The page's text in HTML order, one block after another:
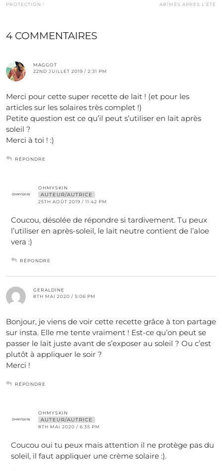
PROTECTION !
ABÎMÉS APRÈS L’ÉTÉ
4 COMMENTAIRES
MAGGOT
22ND JUILLET 2019 / 2:31 PM
Merci pour cette super recette de lait ! (et pour les
articles sur les solaires très complet !)
Petite question est ce qu’il peut s’utiliser en lait après
soleil ?
Merci à toi ! :)
RÉPONDRE
OHMYSKIN
AUTEUR/AUTRICE
25TH AOÛT 2019 / 11:42 PM
Coucou, désolée de répondre si tardivement. Tu peux
l’utiliser en après-soleil, le lait neutre contient de l’aloe
vera :)
RÉPONDRE
GERALDINE
8TH MAI 2020 / 5:06 PM
Bonjour, je viens de voir cette recette grâce à ton partage
sur insta. Elle me tente vraiment ! Est-ce qu’on peut se
passer le lait juste avant de s’exposer au soleil ? Ou c’est
plutôt à appliquer le soir ?
Merci !
RÉPONDRE
OHMYSKIN
AUTEUR/AUTRICE
8TH MAI 2020 / 6:35 PM
Coucou oui tu peux mais attention il ne protège pas du
soleil, il faut appliquer une crème solaire :).